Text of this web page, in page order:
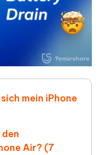
mein iPhone
Air? (7